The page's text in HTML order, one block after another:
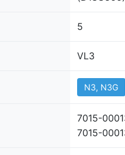
5
VL3
N3, N3G
7015-
7015-